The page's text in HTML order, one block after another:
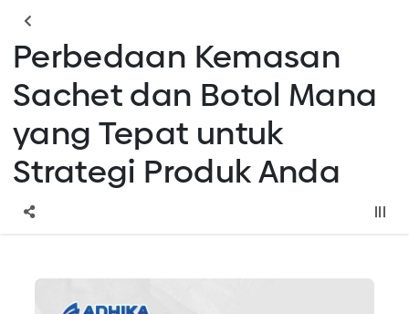
Perbedaan Kemasan
Sachet dan Botol Mana
yang Tepat untuk
Strategi Produk Anda